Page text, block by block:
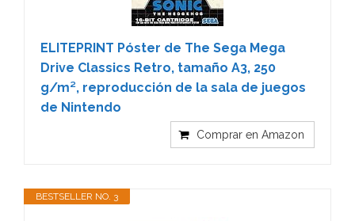
ELITEPRINT Póster de The Sega Mega
Drive Classics Retro, tamaño A3, 250
g/m², reproducción de la sala de juegos
de Nintendo
Comprar en Amazon
BESTSELLER NO. 3